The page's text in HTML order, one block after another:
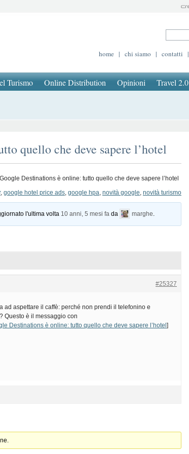
home | chi siamo | contatti |
Turismo Online Distribution Opinioni Travel 2.0
quello che deve sapere l’hotel
Google Destinations è online: tutto quello che deve sapere l’hotel
, google hotel price ads, google hpa, novità google, novità turismo
l'ultima volta 10 anni, 5 mesi fa da marghe
#25327
ad aspettare il caffè: perché non prendi il telefonino e
Questo è il messaggio con
Destinations è online: tutto quello che deve sapere l’hotel ]